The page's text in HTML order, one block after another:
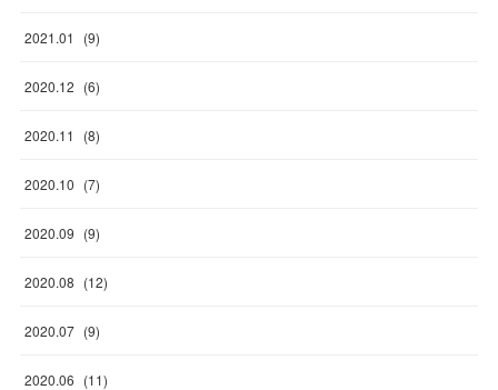
2021.01 (9)
2020.12 (6)
2020.11 (8)
2020.10 (7)
2020.09 (9)
2020.08 (12)
2020.07 (9)
2020.06 (11)